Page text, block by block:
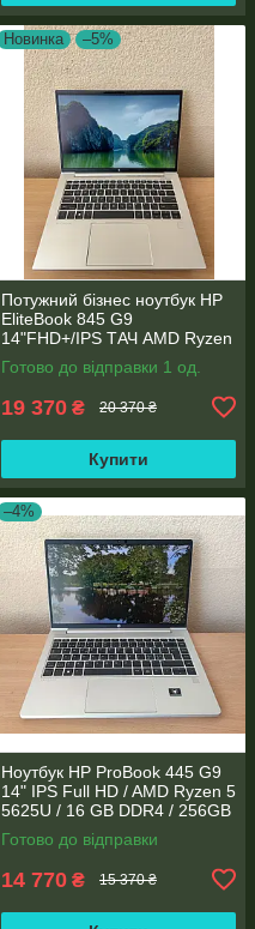
Новинка –5%
Потужний бізнес ноутбук HP
EliteBook 845 G9
14"FHD+/IPS ТАЧ AMD Ryzen
5 6600U 6 ядер/16 DDR5/512
SSD NVME/AMD Radeon
Готово до відправки 1 од.
19 370 ₴ 20 370 ₴
Купити
–4%
Ноутбук HP ProBook 445 G9
14" IPS Full HD / AMD Ryzen 5
5625U / 16 GB DDR4 / 256GB
SSD M.2 / AMD Radeon RX
Vega 7 / WebCam
Готово до відправки
14 770 ₴ 15 370 ₴